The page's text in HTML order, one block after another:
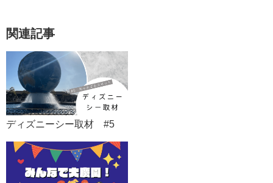
関連記事
ディズニーシー取材 #5